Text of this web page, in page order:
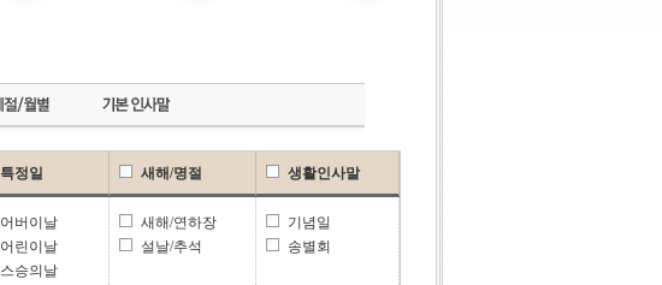
특정일
어버이날
어린이날
스승의날
새해/명절
새해/연하장
설날/추석
생활인사말
기념일
송별회